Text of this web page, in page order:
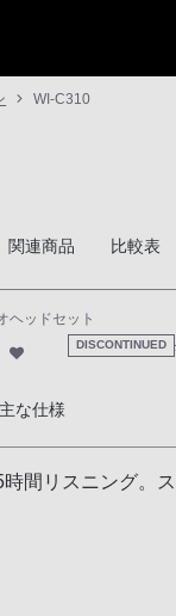
WI-C310
関連商品 比較表
ヘッドセット
DISCONTINUED
主な仕様
間リスニング。